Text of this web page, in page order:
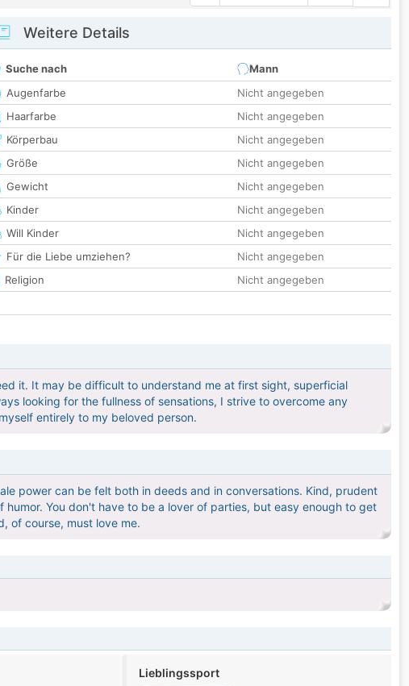
Weitere Details
Suche nach
Mann
Augenfarbe
Nicht angegeben
Haarfarbe
Nicht angegeben
Körperbau
Nicht angegeben
Größe
Nicht angegeben
Gewicht
Nicht angegeben
Kinder
Nicht angegeben
Will Kinder
Nicht angegeben
Für die Liebe umziehen?
Nicht angegeben
Religion
Nicht angegeben
it. It may be difficult to understand me at first sight, superficial
looking for the fullness of sensations, I strive to overcome any
entirely to my beloved person.
power can be felt both in deeds and in conversations. Kind, prudent
You don't have to be a lover of parties, but easy enough to get
of course, must love me.
Lieblingssport